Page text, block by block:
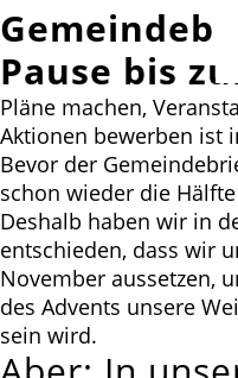
Pause bis
Pläne machen,
Aktionen bewerben ist
Bevor der
schon wieder die
Deshalb haben wir in
entschieden, dass wir
November aussetzen,
des Advents unsere
sein wird.